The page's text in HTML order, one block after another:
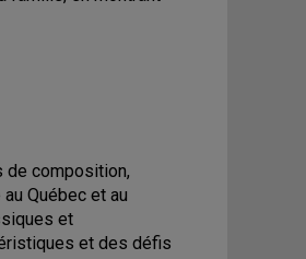
de composition,
Québec et au
et
et des défis